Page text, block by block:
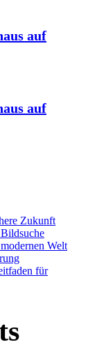
auf
auf
Zukunft
Welt
für